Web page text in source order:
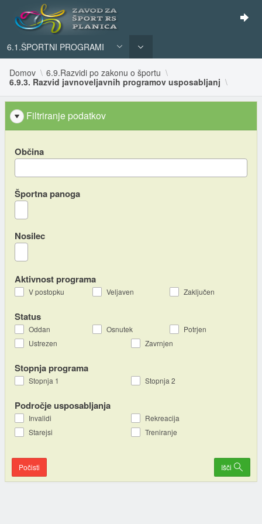
6.1.ŠPORTNI PROGRAMI
Domov
6.9.Razvidi po zakonu o športu
6.9.3. Razvid javnoveljavnih programov usposabljanj
Filtriranje podatkov
Občina
Športna panoga
Nosilec
Aktivnost programa
V postopku Veljaven Zaključen
Status
Oddan Osnutek
Potrjen
Ustrezen
Zavrnjen
Stopnja programa
Stopnja 1 Stopnja 2
Področje usposabljanja
Invalidi
Rekreacija
Starejsi
Treniranje
Počisti Išči